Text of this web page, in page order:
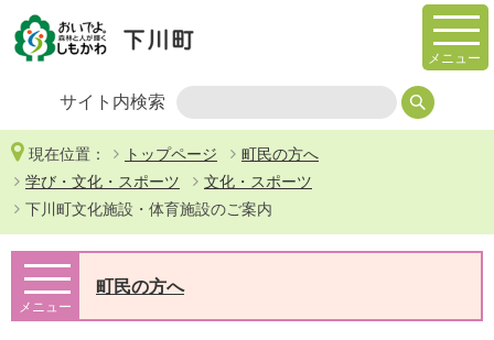
メニュー
サイト内検索
現在位置： トップページ
町民の方へ
学び・文化・スポーツ
文化・スポーツ
下川町文化施設・体育施設のご案内
メニュー
町民の方へ